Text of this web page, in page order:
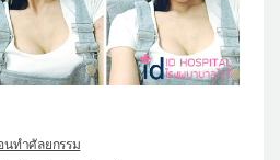
นทำศัลยกรรม